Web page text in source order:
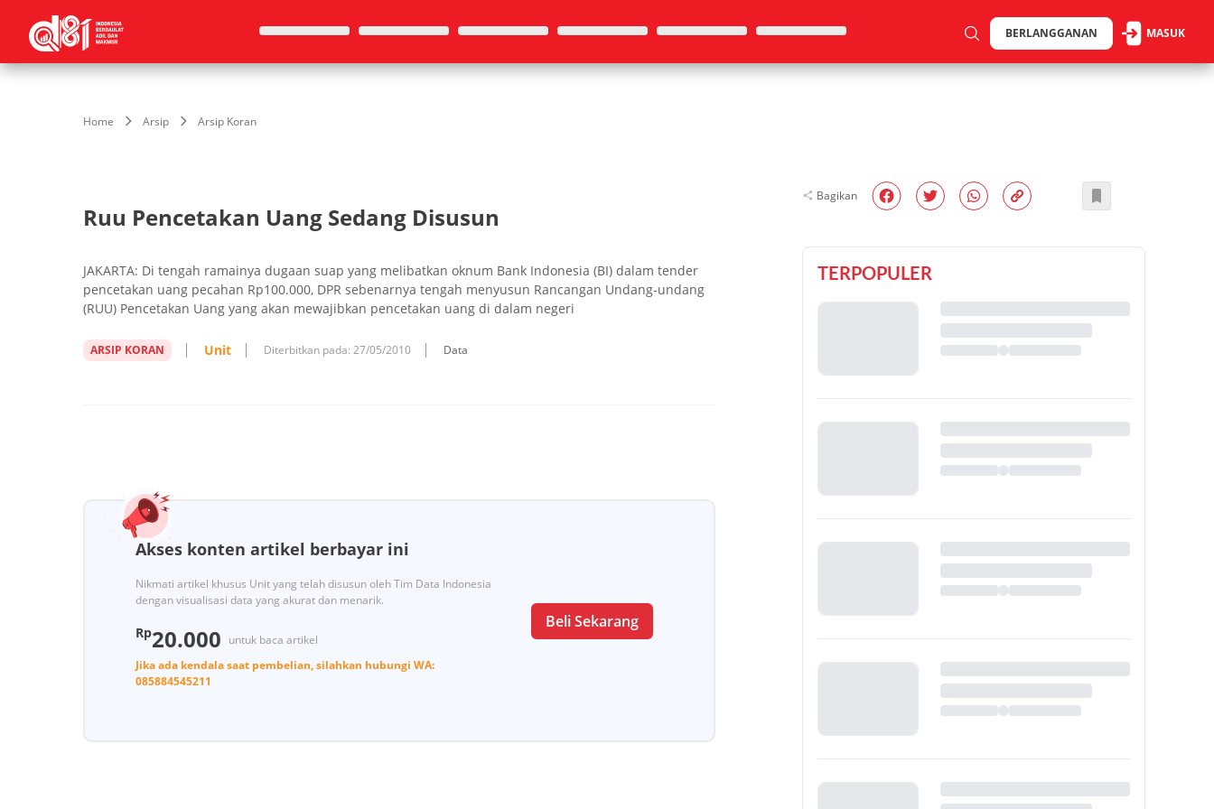
BERLANGGANAN MASUK
Home Arsip Arsip Koran
Ruu Pencetakan Uang Sedang Disusun
JAKARTA: Di tengah ramainya dugaan suap yang melibatkan oknum Bank Indonesia (BI) da­lam tender
pencetakan uang pecahan Rp100.000, DPR sebenarnya tengah menyusun Rancangan Un­­dang-undang
(RUU) Pencetakan Uang yang akan mewajibkan pencetakan uang di dalam ne­geri
ARSIP KORAN Unit Diterbitkan pada: 27/05/2010 Data
Akses konten artikel berbayar ini
Nikmati artikel khusus Unit yang telah disusun oleh Tim Data Indonesia
dengan visualisasi data yang akurat dan menarik.
Rp20.000 untuk baca artikel
Jika ada kendala saat pembelian, silahkan hubungi WA:
085884545211
Beli Sekarang
Bagikan
TERPOPULER